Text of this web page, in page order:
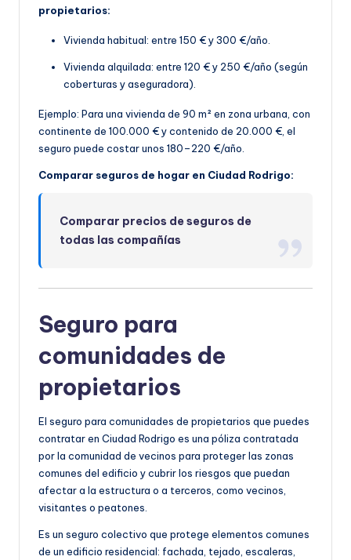
propietarios:
Vivienda habitual: entre 150 € y 300 €/año.
Vivienda alquilada: entre 120 € y 250 €/año (según
coberturas y aseguradora).
Ejemplo: Para una vivienda de 90 m² en zona urbana, con
continente de 100.000 € y contenido de 20.000 €, el
seguro puede costar unos 180–220 €/año.
Comparar seguros de hogar en Ciudad Rodrigo:
Comparar precios de seguros de
todas las compañías
Seguro para
comunidades de
propietarios
El seguro para comunidades de propietarios que puedes
contratar en Ciudad Rodrigo es una póliza contratada
por la comunidad de vecinos para proteger las zonas
comunes del edificio y cubrir los riesgos que puedan
afectar a la estructura o a terceros, como vecinos,
visitantes o peatones.
Es un seguro colectivo que protege elementos comunes
de un edificio residencial: fachada, tejado, escaleras,